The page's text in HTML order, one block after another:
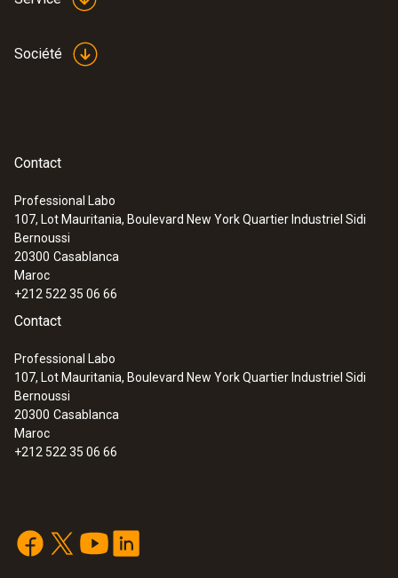
Société
Contact
Professional Labo
107, Lot Mauritania, Boulevard New York Quartier Industriel Sidi
Bernoussi
20300 Casablanca
Maroc
+212 522 35 06 66
Contact
Professional Labo
107, Lot Mauritania, Boulevard New York Quartier Industriel Sidi
Bernoussi
20300 Casablanca
Maroc
+212 522 35 06 66